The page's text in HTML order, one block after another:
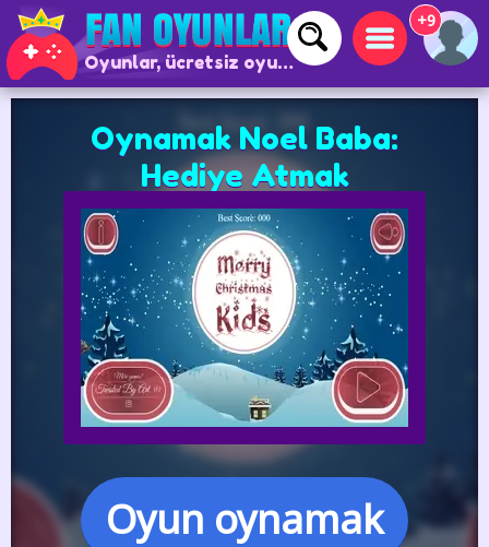
Oyunlar, ücretsiz oyunlar ve çevrimiçi oyunlar
+9
Oynamak Noel Baba:
Hediye Atmak
Oyun oynamak